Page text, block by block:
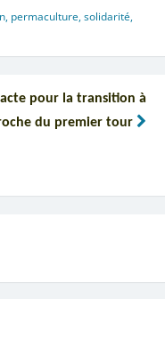
, permaculture,solidarité,
pour la transition à
du premier tour